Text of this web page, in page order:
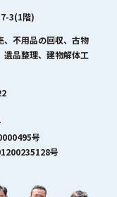
3(1階)
、不用品の回収、古物
遺品整理、建物解体工
号
号